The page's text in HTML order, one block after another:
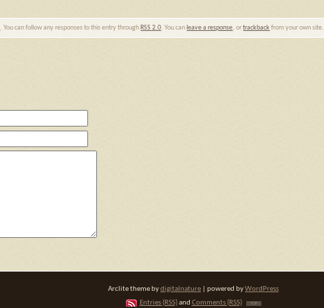
. You can follow any responses to this entry through RSS 2.0. You can leave a response, ortrackback from your own site.
Arclite theme bydigitalnature | powered byWordPress
Entries (RSS)and Comments (RSS) TOP